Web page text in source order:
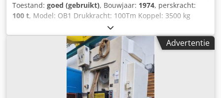
Toestand: goed (gebruikt), Bouwjaar: 1974, perskracht:
100 t, Model: OB1 Drukkracht: 100Tm Koppel: 3500 kg
Dcodpfxsudwr Uo Aa Djk Plaatdikte: 10mm Schuifknop: 5-
159mm Afstand tussen tafel en spindel/drukknop: 530mm
Max. slag spindel/drukknop: 130mm Slagen per minuut: 53
Advertentie